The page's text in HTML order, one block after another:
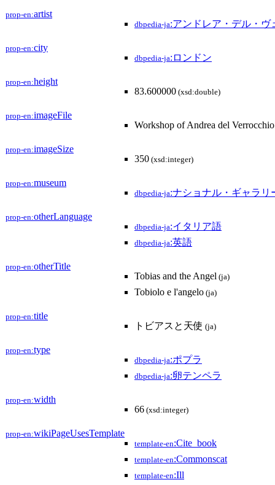
prop-en:artist
dbpedia-ja:アンドレア・デル・ヴ
prop-en:city
dbpedia-ja:ロンドン
prop-en:height
83.600000 (xsd:double)
prop-en:imageFile
Workshop of Andrea del
prop-en:imageSize
350 (xsd:integer)
prop-en:museum
dbpedia-ja:ナショナル・ギャラリ
prop-en:otherLanguage
dbpedia-ja:イタリア語
dbpedia-ja:英語
prop-en:otherTitle
Tobias and the Angel (ja)
Tobiolo e l'angelo (ja)
prop-en:title
トビアスと天使 (ja)
prop-en:type
dbpedia-ja:ポプラ
dbpedia-ja:卵テンペラ
prop-en:width
66 (xsd:integer)
prop-en:wikiPageUsesTemplate
template-en:Cite_book
template-en:Commonscat
template-en:Ill